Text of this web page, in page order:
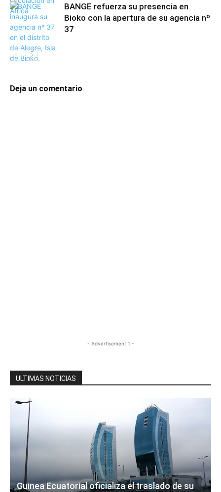
BANGE refuerza su presencia en
Bioko con la apertura de su agencia nº
37
Deja un comentario
- Advertisement 1 -
ULTIMAS NOTICIAS
Guinea Ecuatorial oficializa el traslado de su